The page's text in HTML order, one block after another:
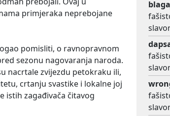
primjeraka neprebojane
pomisliti, o ravnopravnom
sezonu nagovaranja naroda.
nacrtale zvijezdu petokraku ili,
crtanju svastike i lokalne joj
istih zagađivača čitavog